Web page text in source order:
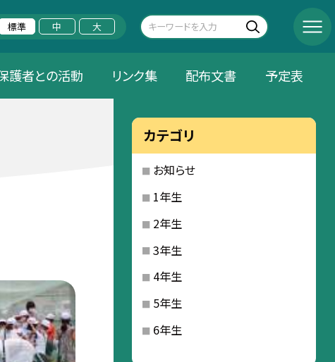
標準 中 大
護者との活動 リンク集 配布文書 予定表
カテゴリ
お知らせ
1年生
2年生
3年生
4年生
5年生
6年生